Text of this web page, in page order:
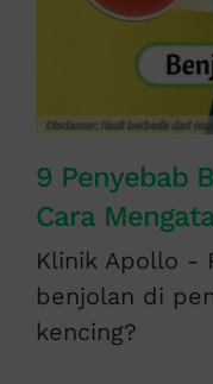
9 Penyebab
Cara
Klinik Apollo -
benjolan di
kencing?